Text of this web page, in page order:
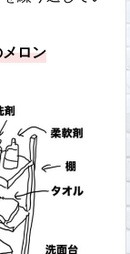
ロン